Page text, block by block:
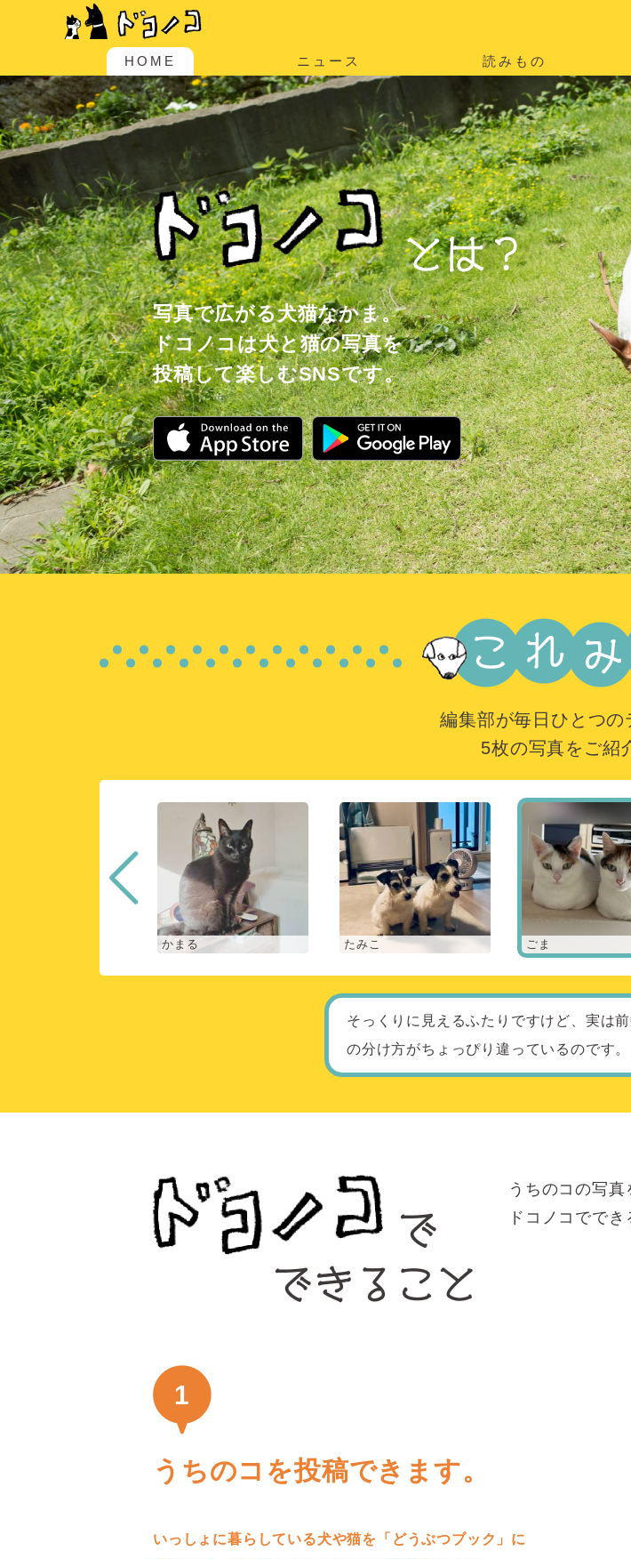
HOME ニュース 読みもの
写真で広がる犬猫なかま。
ドコノコは犬と猫の写真を
投稿して楽しむSNSです。
編集部が毎日ひとつの
5枚の写真をご紹
かまる たみこ ごま
そっくりに見えるふたりですけど、実は
の分け方がちょっぴり違っているのです。
うちのコの写真
ドコノコででき
1
うちのコを投稿できます。
いっしょに暮らしている犬や猫を「どうぶつブック」に